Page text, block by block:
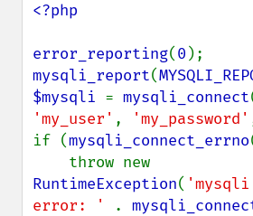
<?php
error_reporting(0
mysqli_report(
$mysqli = mysqli_connect
'my_user' , 'my_password'
if (mysqli_connect_errno
RuntimeException( 'mysqli
error: '
.